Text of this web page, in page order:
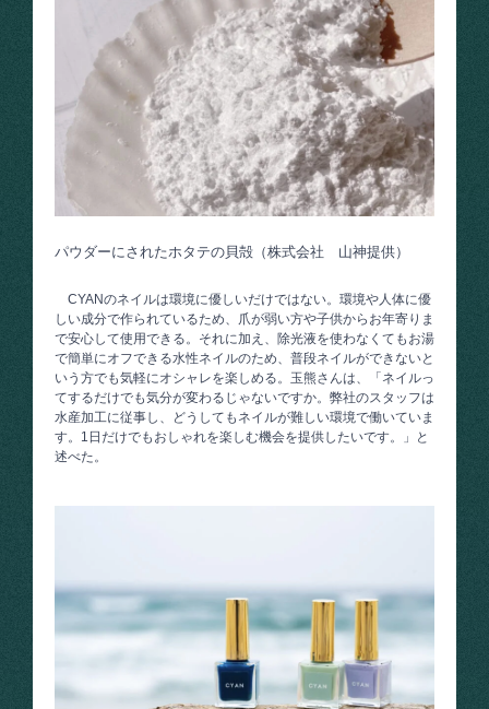
パウダーにされたホタテの貝殻（株式会社 山神提供）
CYANのネイルは環境に優しいだけではない。環境や人体に優
しい成分で作られているため、爪が弱い方や子供からお年寄りま
で安心して使用できる。それに加え、除光液を使わなくてもお湯
で簡単にオフできる水性ネイルのため、普段ネイルができないと
いう方でも気軽にオシャレを楽しめる。玉熊さんは、「ネイルっ
てするだけでも気分が変わるじゃないですか。弊社のスタッフは
水産加工に従事し、どうしてもネイルが難しい環境で働いていま
す。1日だけでもおしゃれを楽しむ機会を提供したいです。」と
述べた。